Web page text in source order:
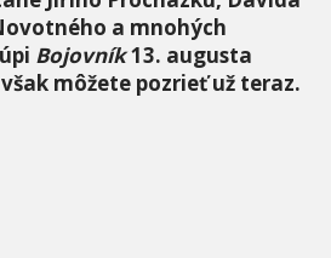
a mnohých
Bojovník13. augusta
môžete pozrieť už teraz.